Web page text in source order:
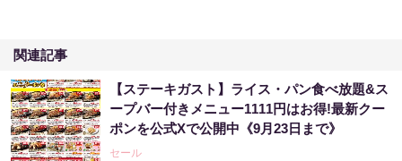
関連記事
【ステーキガスト】ライス・パン食べ放題&ス
ープバー付きメニュー1111円はお得!最新クー
ポンを公式Xで公開中《9月23日まで》
セール